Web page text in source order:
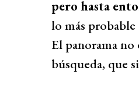
pero hasta
lo más probable
El panorama no
búsqueda, que